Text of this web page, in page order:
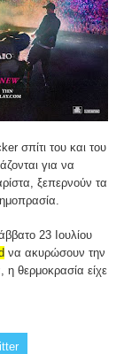
σπίτι του και του
για να
ξεπερνούν τα
23 Ιουλίου
να ακυρώσουν την
η θερμοκρασία είχε